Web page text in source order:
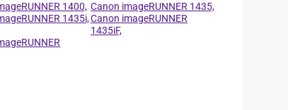
1400, Canon imageRUNNER 1435,
1435i,Canon imageRUNNER
1435iF,